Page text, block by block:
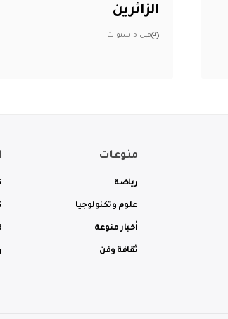
الزائرين
قبل 5 سنوات
منوعات
رياضة
علوم وتكنولوجيا
أخبار منوعة
ثقافة وفن